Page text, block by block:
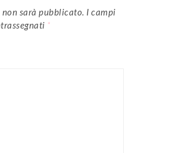
sarà pubblicato. I campi
*